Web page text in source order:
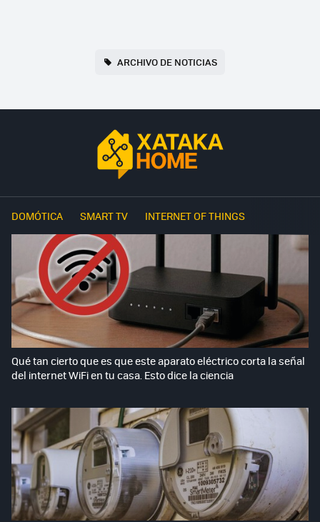
ARCHIVO DE NOTICIAS
DOMÓTICA SMART TV INTERNET OF THINGS
Qué tan cierto que es que este aparato eléctrico corta la señal
del internet WiFi en tu casa. Esto dice la ciencia